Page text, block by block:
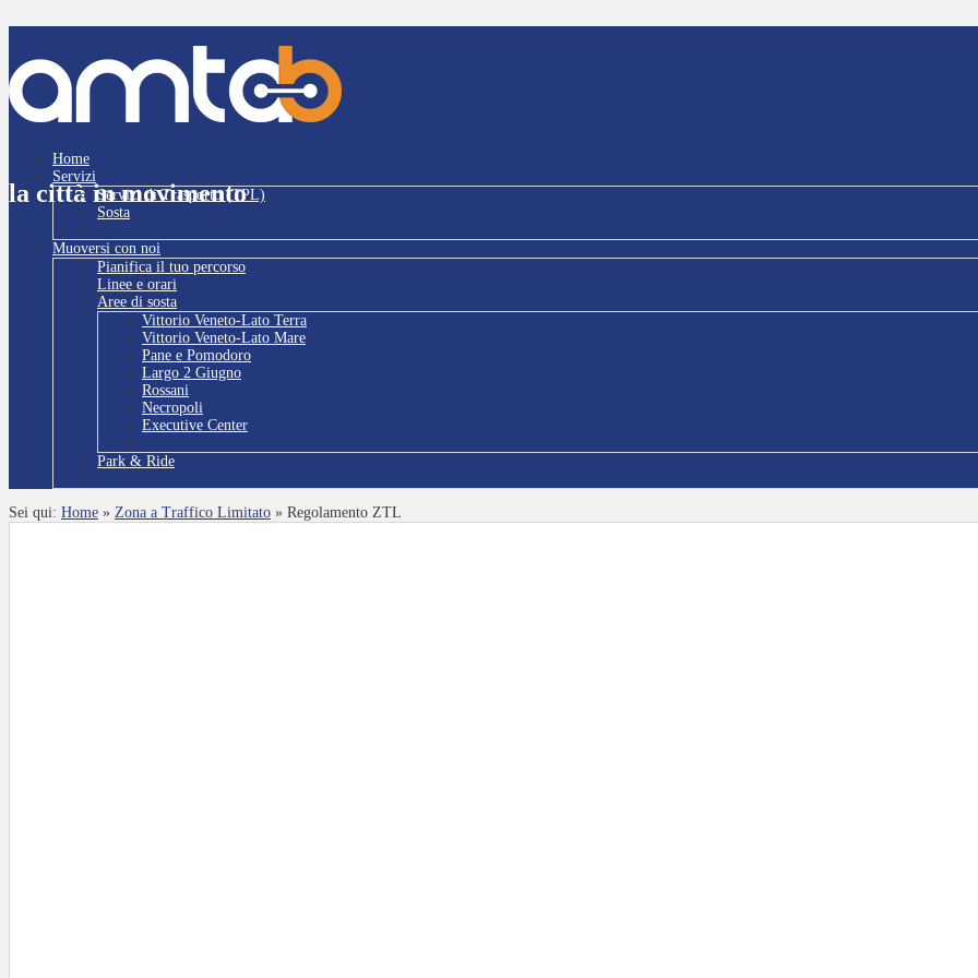
la città in movimento
Home
Servizi
Servizi di Trasporto (TPL)
Sosta
Muoversi con noi
Pianifica il tuo percorso
Linee e orari
Aree di sosta
Vittorio Veneto-Lato Terra
Vittorio Veneto-Lato Mare
Pane e Pomodoro
Largo 2 Giugno
Rossani
Necropoli
Executive Center
Park & Ride
Sei qui: Home » Zona a Traffico Limitato » Regolamento ZTL